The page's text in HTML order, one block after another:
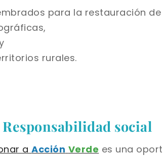
para la restauración de
rurales.
social
aAcción Verde es una